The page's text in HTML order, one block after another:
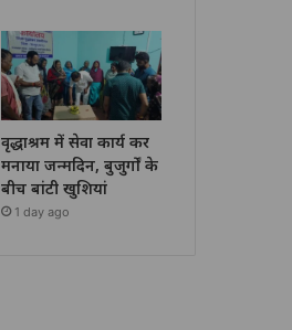
वृद्धाश्रम में सेवा कार्य कर
मनाया जन्मदिन, बुजुर्गों के
बीच बांटी खुशियां
1 day ago